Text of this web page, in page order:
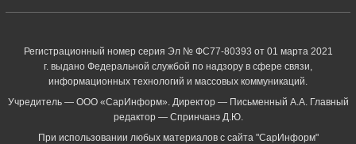
Регистрационный номер серия Эл № ФС77-80393 от 01 марта 2021
г. выдано Федеральной службой по надзору в сфере связи,
информационных технологий и массовых коммуникаций.
Учредитель — ООО «СарИнформ». Директор — Письменный А.А. Главный
редактор — Спринчанэ Д.Ю.
При использовании любых материалов с сайта "СарИнформ"